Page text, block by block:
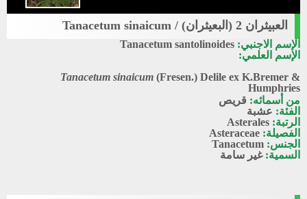
العبيثران 2 (البعيثران) / Tanacetum sinaicum
الإسم الاجنبي: Tanacetum santolinoides
الإسم العلمي:
Tanacetum sinaicum (Fresen.) Delile ex K.Bremer &
Humphries
من أسمائه: قريص
الفئة: عشبة
الرتبة: Asterales
الفصيلة: Asteraceae
الجنس: Tanacetum
السمية:غير سامة